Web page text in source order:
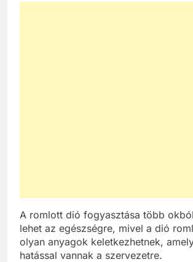
A romlott dió fogyasztása több
lehet az egészségre, mivel a dió
olyan anyagok keletkezhetnek,
hatással vannak a szervezetre.